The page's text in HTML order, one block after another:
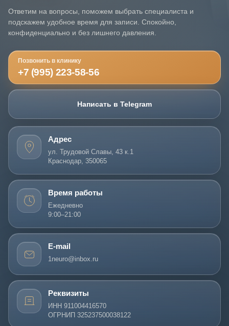
Ответим на вопросы, поможем выбрать специалиста и
подскажем удобное время для записи. Спокойно,
конфиденциально и без лишнего давления.
Позвонить в клинику
+7 (995) 223-58-56
Написать в Telegram
Адрес
ул. Трудовой Славы, 43 к.1
Краснодар, 350065
Время работы
Ежедневно
9:00–21:00
E-mail
1neuro@inbox.ru
Реквизиты
ИНН 911004416570
ОГРНИП 325237500038122